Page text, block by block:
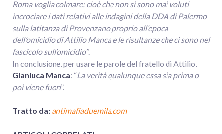
Roma voglia colmare: cioè che non si sono mai voluti
incrociare i dati relativi alle indagini della DDA di Palermo
sulla latitanza di Provenzano proprio all’epoca
dell’omicidio di Attilio Manca e le risultanze che ci sono nel
fascicolo sull’omicidio”.
In conclusione, per usare le parole del fratello di Attilio,
Gianluca Manca: “La verità qualunque essa sia prima o
poi viene fuori”.
Tratto da: antimafiaduemila.com